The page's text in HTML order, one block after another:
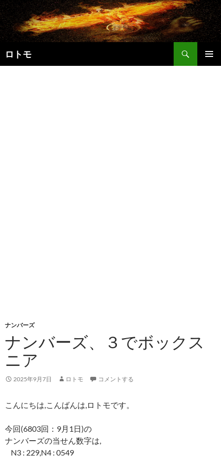
コ
ン
テ
ン
ツ
へ
ロトモ
索
ナンバーズ
ナンバーズ、３でボックス
ニア
2025年9月7日 ロトモ コメントする
こんにちは,こんばんは,ロトモです。
今回(6803回：9月1日)の
ナンバーズの当せん数字は,
N3 : 229,N4 : 0549